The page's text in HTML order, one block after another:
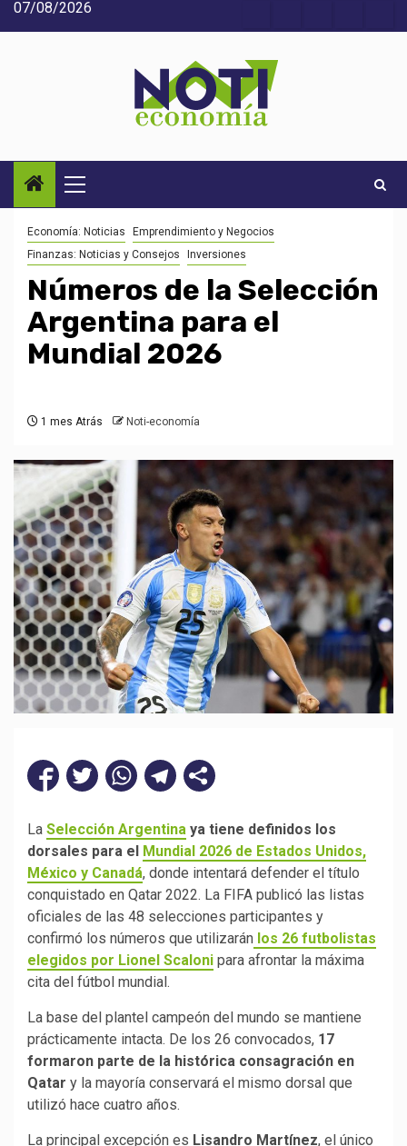
Saltar
al
07/08/2026
Noti-
economía
Menú
principal
Economía: Noticias
Emprendimiento y Negocios
Finanzas: Noticias y Consejos
Inversiones
Números de la Selección
Argentina para el
Mundial 2026
1 mes Atrás Noti-economía
La Selección Argentina ya tiene definidos los
dorsales para el Mundial 2026 de Estados Unidos,
México y Canadá, donde intentará defender el título
conquistado en Qatar 2022. La FIFA publicó las listas
oficiales de las 48 selecciones participantes y
confirmó los números que utilizarán los 26 futbolistas
elegidos por Lionel Scaloni para afrontar la máxima
cita del fútbol mundial.
La base del plantel campeón del mundo se mantiene
prácticamente intacta. De los 26 convocados, 17
formaron parte de la histórica consagración en
Qatar y la mayoría conservará el mismo dorsal que
utilizó hace cuatro años.
La principal excepción es Lisandro Martínez, el único